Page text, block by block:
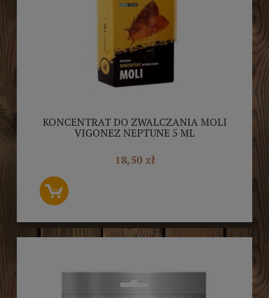
KONCENTRAT DO ZWALCZANIA MOLI
VIGONEZ NEPTUNE 5 ML
18,50 zł